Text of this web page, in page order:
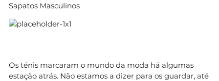
Sapatos Masculinos
Os ténis marcaram o mundo da moda há algumas
estação atrás. Não estamos a dizer para os guardar, até